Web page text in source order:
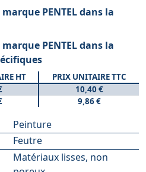
PENTEL dans la
PENTEL dans la
HT
PRIX UNITAIRE TTC
10,40 €
9,86 €
Peinture
Feutre
Matériaux lisses, non